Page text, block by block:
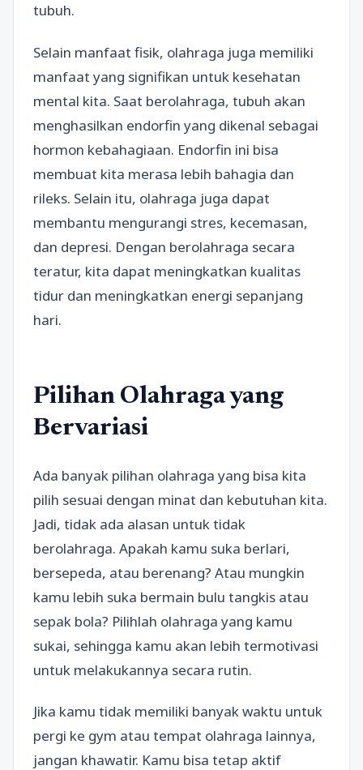
tubuh.
Selain manfaat fisik, olahraga juga memiliki
manfaat yang signifikan untuk kesehatan
mental kita. Saat berolahraga, tubuh akan
menghasilkan endorfin yang dikenal sebagai
hormon kebahagiaan. Endorfin ini bisa
membuat kita merasa lebih bahagia dan
rileks. Selain itu, olahraga juga dapat
membantu mengurangi stres, kecemasan,
dan depresi. Dengan berolahraga secara
teratur, kita dapat meningkatkan kualitas
tidur dan meningkatkan energi sepanjang
hari.
Pilihan Olahraga yang
Bervariasi
Ada banyak pilihan olahraga yang bisa kita
pilih sesuai dengan minat dan kebutuhan kita.
Jadi, tidak ada alasan untuk tidak
berolahraga. Apakah kamu suka berlari,
bersepeda, atau berenang? Atau mungkin
kamu lebih suka bermain bulu tangkis atau
sepak bola? Pilihlah olahraga yang kamu
sukai, sehingga kamu akan lebih termotivasi
untuk melakukannya secara rutin.
Jika kamu tidak memiliki banyak waktu untuk
pergi ke gym atau tempat olahraga lainnya,
jangan khawatir. Kamu bisa tetap aktif